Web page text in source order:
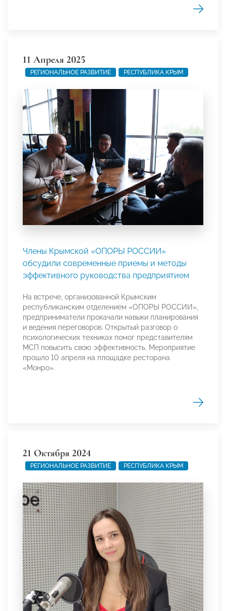
11 Апреля 2025
РЕГИОНАЛЬНОЕ РАЗВИТИЕ РЕСПУБЛИКА КРЫМ
Члены Крымской «ОПОРЫ РОССИИ»
обсудили современные приемы и методы
эффективного руководства предприятием
На встрече, организованной Крымским
республиканским отделением «ОПОРЫ РОССИИ»,
предприниматели прокачали навыки планирования
и ведения переговоров. Открытый разговор о
психологических техниках помог представителям
МСП повысить свою эффективность. Мероприятие
прошло 10 апреля на площадке ресторана
«Монро».
21 Октября 2024
РЕГИОНАЛЬНОЕ РАЗВИТИЕ РЕСПУБЛИКА КРЫМ